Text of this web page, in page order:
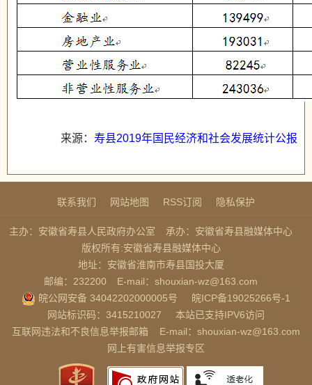
来源： 寿县2019年国民经济和社会发展统计公报
联系我们 网站地图 RSS订阅 隐私保护
主办：安徽省寿县人民政府办公室
承办：安徽省寿县融媒体中心
版权所有:安徽省寿县融媒体中心
地址：安徽省淮南市寿县国投大厦
邮编：232200
E-mail：shouxian-wz@163.com
皖公网安备 34042202000005号
皖ICP备19025266号-1
网站标识码：3415210027
本站已支持IPV6访问
互联网违法和不良信息举报邮箱
E-mail：shouxian-wz@163.com
网上有害信息举报专区